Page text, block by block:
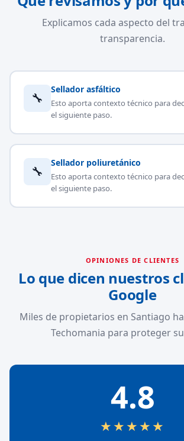
Explicamos cada aspecto del
transparencia.
🔧
Sellador asfáltico
Esto aporta contexto técnico para
el siguiente paso.
🔧
Sellador poliuretánico
Esto aporta contexto técnico para
el siguiente paso.
OPINIONES DE CLIENTES
Lo que dicen nuestros
Google
Miles de propietarios en Santiago
Techomania para proteger
4.8
★★★★★